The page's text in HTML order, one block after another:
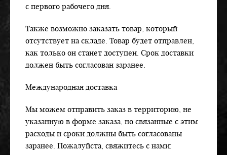
с первого рабочего дня.
Также возможно заказать товар, который
отсутствует на складе. Товар будет отправлен,
как только он станет доступен. Срок доставки
должен быть согласован заранее.
Международная доставка
Мы можем отправить заказ в территорию, не
указанную в форме заказа, но связанные с этим
расходы и сроки должны быть согласованы
заранее. Пожалуйста, свяжитесь с нами: